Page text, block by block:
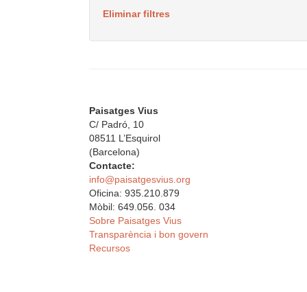
Eliminar filtres
Paisatges Vius
C/ Padró, 10
08511 L’Esquirol
(Barcelona)
Contacte:
info@paisatgesvius.org
Oficina: 935.210.879
Mòbil: 649.056. 034
Sobre Paisatges Vius
Transparència i bon govern
Recursos